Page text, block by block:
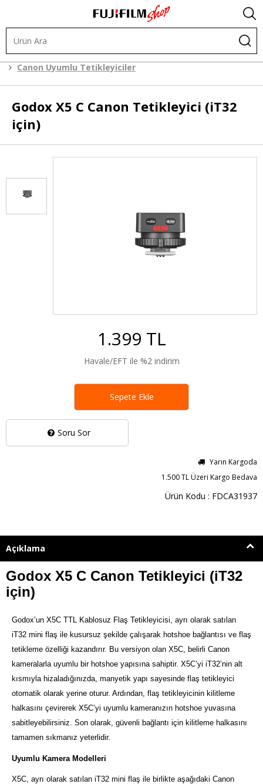
Canon Uyumlu Tetikleyiciler
Godox X5 C Canon Tetikleyici (iT32
için)
Soru Sor
1.399 TL
Havale/EFT ile %2 indirim
Yarın Kargoda
1.500 TL Üzeri Kargo Bedava
Ürün Kodu : FDCA31937
Sepete Ekle
Açıklama
Godox X5 C Canon Tetikleyici (iT32
için)
Godox’un X5C TTL Kablosuz Flaş Tetikleyicisi, ayrı olarak satılan
iT32 mini flaş ile kusursuz şekilde çalışarak hotshoe bağlantısı ve flaş
tetikleme özelliği kazandırır. Bu versiyon olan X5C, belirli Canon
kameralarla uyumlu bir hotshoe yapısına sahiptir. X5C’yi iT32’nin alt
kısmıyla hizaladığınızda, manyetik yapı sayesinde flaş tetikleyici
otomatik olarak yerine oturur. Ardından, flaş tetikleyicinin kilitleme
halkasını çevirerek X5C’yi uyumlu kameranızın hotshoe yuvasına
sabitleyebilirsiniz. Son olarak, güvenli bağlantı için kilitleme halkasını
tamamen sıkmanız yeterlidir.
Uyumlu Kamera Modelleri
X5C, ayrı olarak satılan iT32 mini flaş ile birlikte aşağıdaki Canon